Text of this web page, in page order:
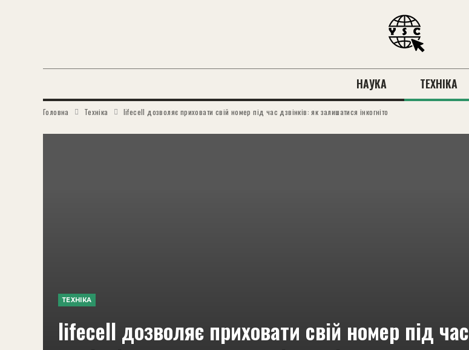
НАУКА ТЕХНІКА
Головна Техніка lifecell дозволяє приховати свій номер під час дзвінків: як залишатися інкогніто
ТЕХНІКА
lifecell дозволяє приховати свій номер під час